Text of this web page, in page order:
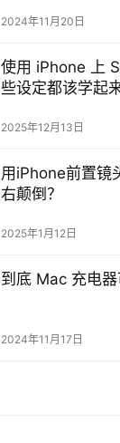
2024年11月20日
使用 iPhone 上
些设定都该学起
2025年12月13日
用iPhone前置镜
右颠倒？
2025年1月12日
到底 Mac 充电
2024年11月17日